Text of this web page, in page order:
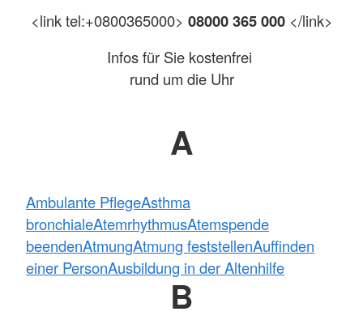
<link tel:+0800365000> 08000 365 000 </link>
Infos für Sie kostenfrei
rund um die Uhr
A
Ambulante PflegeAsthma
bronchialeAtemrhythmusAtemspende
beendenAtmungAtmung feststellenAuffinden
einer PersonAusbildung in der Altenhilfe
B